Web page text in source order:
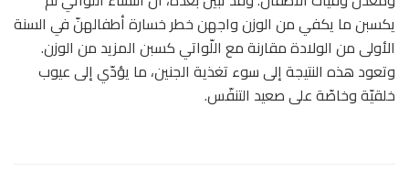
يكسبن ما يكفي من الوزن واجهن خطر خسارة أطفالهنّ في السنة
الأولى من الولادة مقارنة مع اللّواتي كسبن المزيد من الوزن.
وتعود هذه النتيجة إلى سوء تغذية الجنين، ما يؤدّي إلى عيوب
خلقيّة وخاصّة على صعيد التنفّس.